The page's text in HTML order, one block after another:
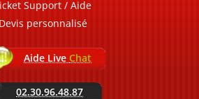
Support / Aide
Devis personnalisé
Aide Live Chat
02.30.96.48.87